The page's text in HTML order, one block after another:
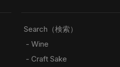
Search（検索）
- Wine
- Craft Sake